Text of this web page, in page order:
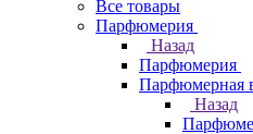
Все товары
Парфюмерия
Назад
Парфюмерия
Парфюмерная
Назад